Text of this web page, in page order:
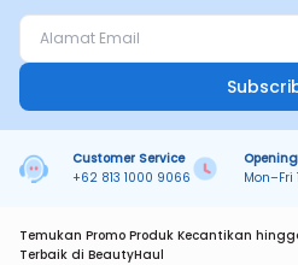
Customer Service
+62 813 1000 9066
Temukan Promo Produk Kecantikan
Terbaik di BeautyHaul